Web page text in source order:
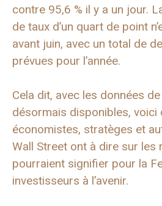
contre 95,6 % il y a un jour.
de taux d’un quart de point
avant juin, avec un total de
prévues pour l’année.
Cela dit, avec les données
désormais disponibles, voici
économistes, stratèges et
Wall Street ont à dire sur les
pourraient signifier pour la
investisseurs à l’avenir.